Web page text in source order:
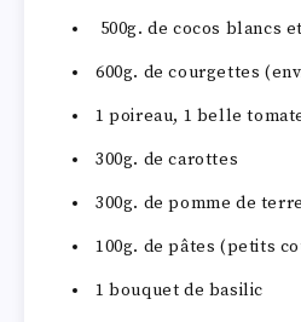
500g. de cocos blancs
600g. de courgettes
1 poireau, 1 belle
300g. de carottes
300g. de pomme de
100g. de pâtes (petits
1 bouquet de basilic